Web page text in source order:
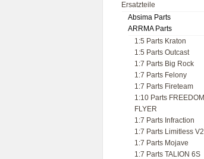
Ersatzteile
Absima Parts
ARRMA Parts
1:5 Parts Kraton
1:5 Parts Outcast
1:7 Parts Big Rock
1:7 Parts Felony
1:7 Parts Fireteam
1:10 Parts FREEDOM
FLYER
1:7 Parts Infraction
1:7 Parts Limitless V2
1:7 Parts Mojave
1:7 Parts TALION 6S